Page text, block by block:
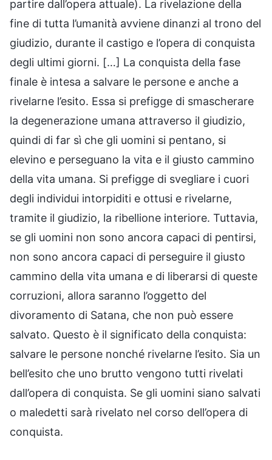
partire dall’opera attuale). La rivelazione della
fine di tutta l’umanità avviene dinanzi al trono del
giudizio, durante il castigo e l’opera di conquista
degli ultimi giorni. […] La conquista della fase
finale è intesa a salvare le persone e anche a
rivelarne l’esito. Essa si prefigge di smascherare
la degenerazione umana attraverso il giudizio,
quindi di far sì che gli uomini si pentano, si
elevino e perseguano la vita e il giusto cammino
della vita umana. Si prefigge di svegliare i cuori
degli individui intorpiditi e ottusi e rivelarne,
tramite il giudizio, la ribellione interiore. Tuttavia,
se gli uomini non sono ancora capaci di pentirsi,
non sono ancora capaci di perseguire il giusto
cammino della vita umana e di liberarsi di queste
corruzioni, allora saranno l’oggetto del
divoramento di Satana, che non può essere
salvato. Questo è il significato della conquista:
salvare le persone nonché rivelarne l’esito. Sia un
bell’esito che uno brutto vengono tutti rivelati
dall’opera di conquista. Se gli uomini siano salvati
o maledetti sarà rivelato nel corso dell’opera di
conquista.